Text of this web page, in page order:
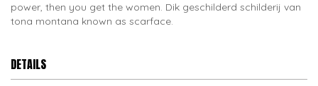
power, then you get the women. Dik geschilderd schilderij van
tona montana known as scarface.
DETAILS